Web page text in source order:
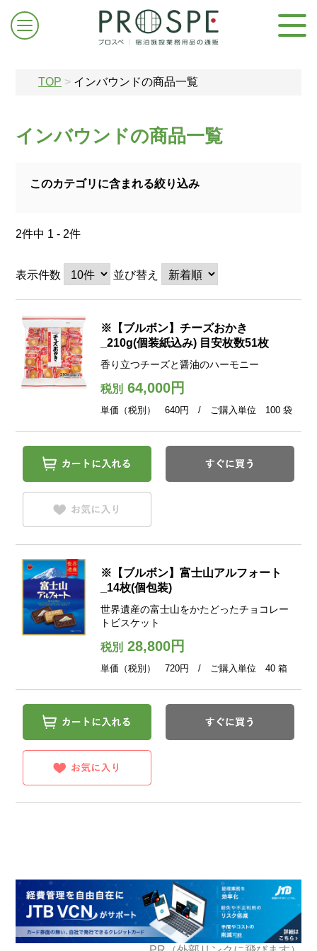
TOP > インバウンドの商品一覧
インバウンドの商品一覧
このカテゴリに含まれる絞り込み
2件中 1 - 2件
表示件数 並び替え
※【ブルボン】チーズおかき
_210g(個装紙込み) 目安枚数51枚
香り立つチーズと醤油のハーモニー
税別64,000円
単価（税別） 640円 / ご購入単位 100 袋
※【ブルボン】富士山アルフォート
_14枚(個包装)
世界遺産の富士山をかたどったチョコレー
トビスケット
税別28,800円
単価（税別） 720円 / ご購入単位 40 箱